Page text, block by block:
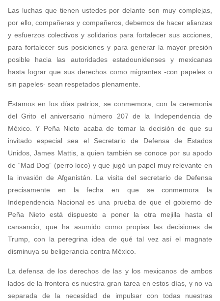
Las luchas que tienen ustedes por delante son muy complejas,
por ello, compañeras y compañeros, debemos de hacer alianzas
y esfuerzos colectivos y solidarios para fortalecer sus acciones,
para fortalecer sus posiciones y para generar la mayor presión
posible hacia las autoridades estadounidenses y mexicanas
hasta lograr que sus derechos como migrantes -con papeles o
sin papeles- sean respetados plenamente.
Estamos en los días patrios, se conmemora, con la ceremonia
del Grito el aniversario número 207 de la Independencia de
México. Y Peña Nieto acaba de tomar la decisión de que su
invitado especial sea el Secretario de Defensa de Estados
Unidos, James Mattis, a quien también se conoce por su apodo
de “Mad Dog” (perro loco) y que jugó un papel muy relevante en
la invasión de Afganistán. La visita del secretario de Defensa
precisamente en la fecha en que se conmemora la
Independencia Nacional es una prueba de que el gobierno de
Peña Nieto está dispuesto a poner la otra mejilla hasta el
cansancio, que ha asumido como propias las decisiones de
Trump, con la peregrina idea de qué tal vez así el magnate
disminuya su beligerancia contra México.
La defensa de los derechos de las y los mexicanos de ambos
lados de la frontera es nuestra gran tarea en estos días, y no va
separada de la necesidad de impulsar con todas nuestras